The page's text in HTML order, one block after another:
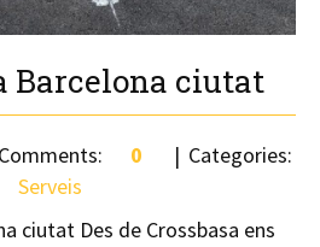
Barcelona ciutat
Comments: 0
Categories:
Serveis
ciutat Des de Crossbasa ens